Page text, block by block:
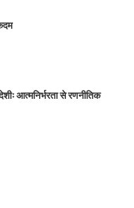
आत्मनिर्भरता से रणनीतिक